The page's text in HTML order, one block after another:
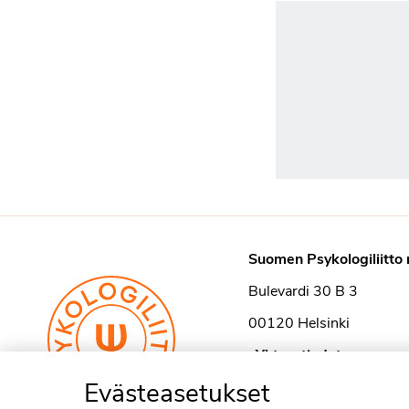
Suomen Psykologiliitto
Bulevardi 30 B 3
00120 Helsinki
›Yhteystiedot
Evästeasetukset